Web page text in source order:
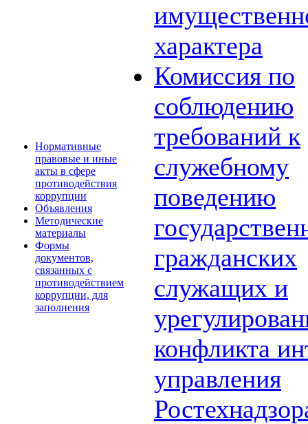
Нормативные
правовые и иные
акты в сфере
противодействия
коррупции
Объявления
Методические
материалы
Формы
документов,
связанных с
противодействием
коррупции, для
заполнения
характера
Комиссия по
соблюдению
требований к
служебному
поведению
гражданских
служащих и
конфликта
управления